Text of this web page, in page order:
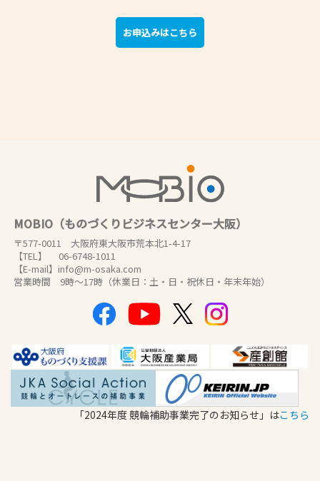
お申込みはこちら
MOBIO（ものづくりビジネスセンター大阪）
〒577-0011 大阪府東大阪市荒本北1-4-17
【TEL】 06-6748-1011
【E-mail】info@m-osaka.com
営業時間 9時～17時（休業日：土・日・祝休日・年末年始）
「2024年度 競輪補助事業完了のお知らせ」はこちら